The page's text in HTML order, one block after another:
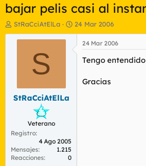
bajar pelis casi al
I
n
o
r
t
m
a
StRaCciAtElLa
F
e
h
24 Mar 2006
S
StRaCciAtElLa
Veterano
Registro
4 Ago 2005
Mensajes
1.215
Reacciones
0
24 Mar 2006
Tengo
Gracias